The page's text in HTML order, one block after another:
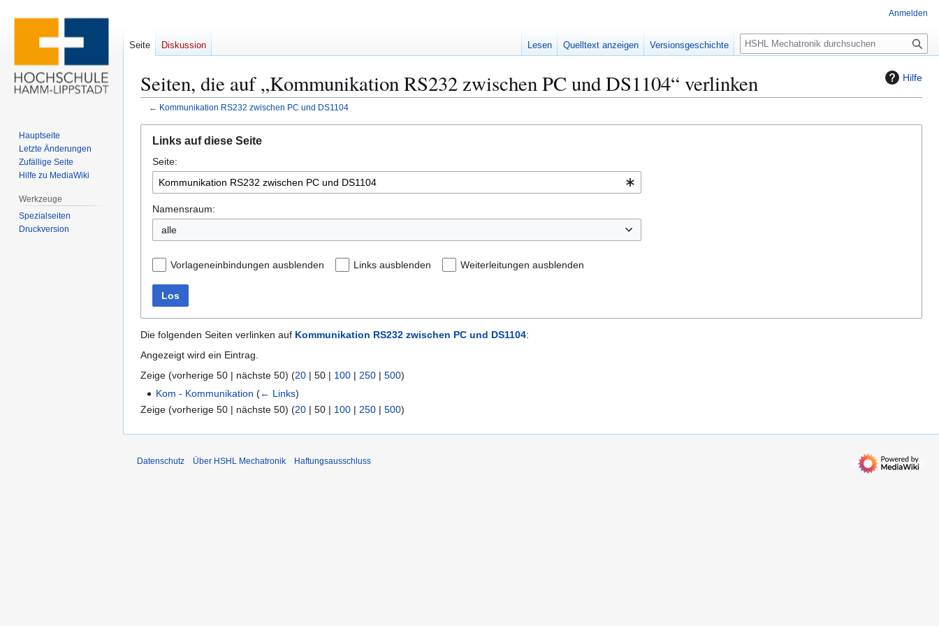
Hilfe
Seiten, die auf „Kommunikation RS232 zwischen PC und DS1104“ verlinken
← Kommunikation RS232 zwischen PC und DS1104
Navigation
springen
Suche
springen
Links auf diese Seite
Seite:
Namensraum:
alle
Vorlageneinbindungen ausblenden Links ausblenden Weiterleitungen ausblenden
Los
Die folgenden Seiten verlinken auf Kommunikation RS232 zwischen PC und DS1104:
Angezeigt wird ein Eintrag.
Zeige (vorherige 50 | nächste 50) (20 | 50 | 100 | 250 | 500)
Kom - Kommunikation (← Links)
Zeige (vorherige 50 | nächste 50) (20 | 50 | 100 | 250 | 500)
Anmelden
Seite Diskussion Lesen Quelltext anzeigen Versionsgeschichte
S
u
h
e
Hauptseite
Letzte Änderungen
Zufällige Seite
Hilfe zu MediaWiki
Werkzeuge
Spezialseiten
Druckversion
Datenschutz Über HSHL Mechatronik Haftungsausschluss